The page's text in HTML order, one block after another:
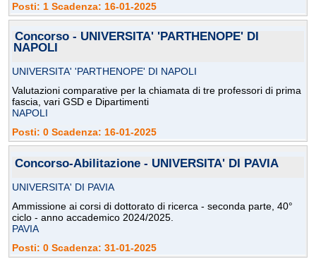
Posti: 1 Scadenza: 16-01-2025
Concorso - UNIVERSITA' 'PARTHENOPE' DI
NAPOLI
UNIVERSITA' 'PARTHENOPE' DI NAPOLI
Valutazioni comparative per la chiamata di tre professori di prima
fascia, vari GSD e Dipartimenti
NAPOLI
Posti: 0 Scadenza: 16-01-2025
Concorso-Abilitazione - UNIVERSITA' DI PAVIA
UNIVERSITA' DI PAVIA
Ammissione ai corsi di dottorato di ricerca - seconda parte, 40°
ciclo - anno accademico 2024/2025.
PAVIA
Posti: 0 Scadenza: 31-01-2025